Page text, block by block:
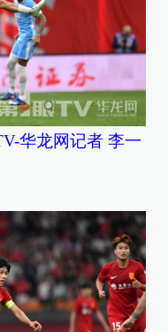
华龙网记者 李一